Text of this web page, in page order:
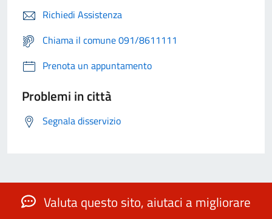
Richiedi Assistenza
Chiama il comune 091/8611111
Prenota un appuntamento
Problemi in città
Segnala disservizio
Valuta questo sito, aiutaci a migliorare